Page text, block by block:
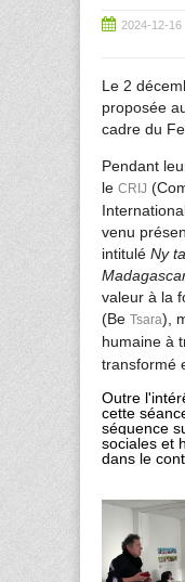
2024-12-16
Le 2
proposée
cadre du
Pendant
le CRIJ
venu
intitulé Ny
valeur à la
(Be Tsara),
humaine à
transformé
Outre
cette
séquence
sociales et
dans le